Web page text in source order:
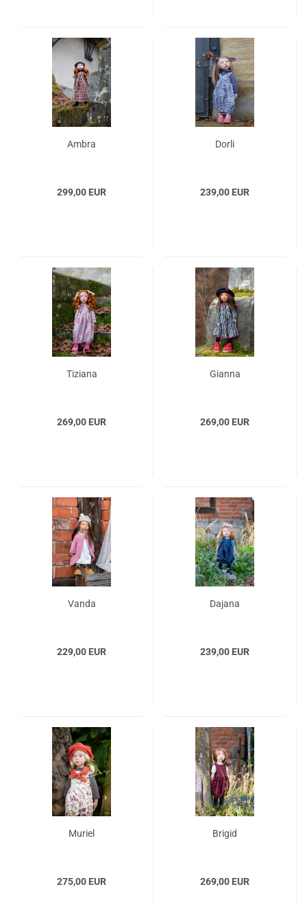
Ambra
299,00 EUR
Dorli
239,00 EUR
Tiziana
269,00 EUR
Gianna
269,00 EUR
Vanda
229,00 EUR
Dajana
239,00 EUR
Muriel
275,00 EUR
Brigid
269,00 EUR